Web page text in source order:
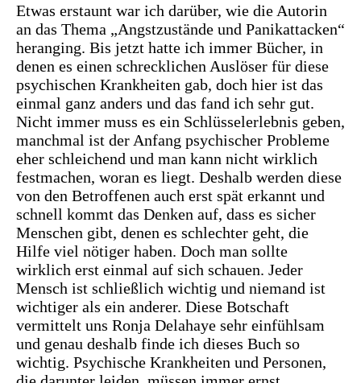
Etwas erstaunt war ich darüber, wie die Autorin
an das Thema „Angstzustände und Panikattacken“
heranging. Bis jetzt hatte ich immer Bücher, in
denen es einen schrecklichen Auslöser für diese
psychischen Krankheiten gab, doch hier ist das
einmal ganz anders und das fand ich sehr gut.
Nicht immer muss es ein Schlüsselerlebnis geben,
manchmal ist der Anfang psychischer Probleme
eher schleichend und man kann nicht wirklich
festmachen, woran es liegt. Deshalb werden diese
von den Betroffenen auch erst spät erkannt und
schnell kommt das Denken auf, dass es sicher
Menschen gibt, denen es schlechter geht, die
Hilfe viel nötiger haben. Doch man sollte
wirklich erst einmal auf sich schauen. Jeder
Mensch ist schließlich wichtig und niemand ist
wichtiger als ein anderer. Diese Botschaft
vermittelt uns Ronja Delahaye sehr einfühlsam
und genau deshalb finde ich dieses Buch so
wichtig. Psychische Krankheiten und Personen,